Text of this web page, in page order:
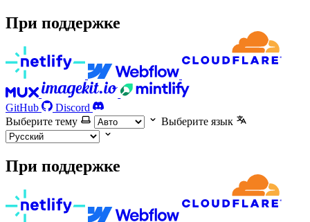
При поддержке
GitHub
Discord
Выберите тему
Выберите язык
При поддержке